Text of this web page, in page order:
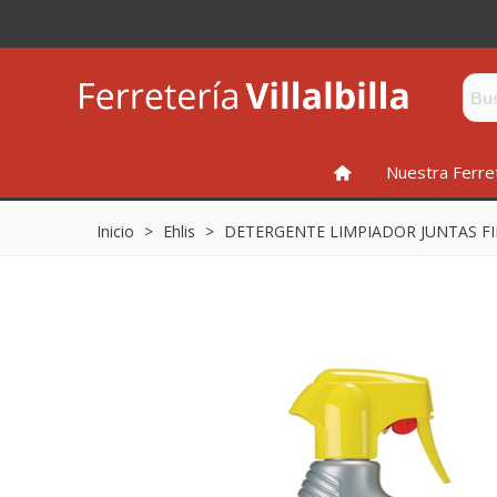
INICIONuestra
Inicio > Ehlis > DETERGENTE LIMPIADOR JUNTAS